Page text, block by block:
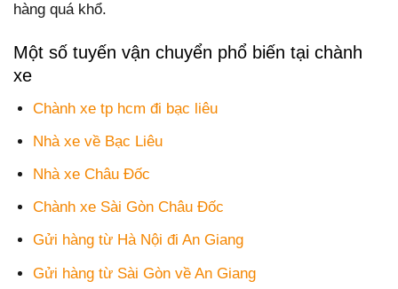
hàng quá khổ.
Một số tuyến vận chuyển phổ biến tại chành
xe
Chành xe tp hcm đi bạc liêu
Nhà xe về Bạc Liêu
Nhà xe Châu Đốc
Chành xe Sài Gòn Châu Đốc
Gửi hàng từ Hà Nội đi An Giang
Gửi hàng từ Sài Gòn về An Giang